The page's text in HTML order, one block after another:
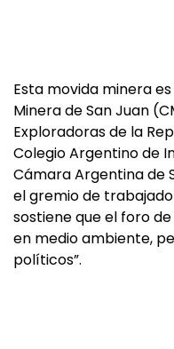
Esta movida minera
Minera de San Juan
Exploradoras de la
Colegio Argentino de
Cámara Argentina de
el gremio de
sostiene que el foro
en medio ambiente,
políticos”.